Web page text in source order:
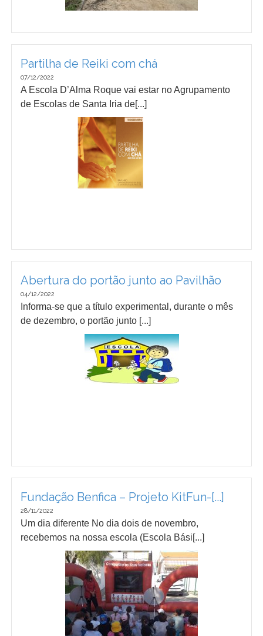
Partilha de Reiki com chá
07/12/2022
A Escola D’Alma Roque vai estar no Agrupamento
de Escolas de Santa Iria de[...]
Abertura do portão junto ao Pavilhão
04/12/2022
Informa-se que a título experimental, durante o mês
de dezembro, o portão junto [...]
Fundação Benfica – Projeto KitFun-[...]
28/11/2022
Um dia diferente No dia dois de novembro,
recebemos na nossa escola (Escola Bási[...]